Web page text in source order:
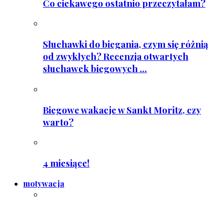
Co ciekawego ostatnio przeczytałam?
Słuchawki do biegania, czym się różnią
od zwykłych? Recenzja otwartych
słuchawek biegowych ...
Biegowe wakacje w Sankt Moritz, czy
warto?
4 miesiące!
motywacja